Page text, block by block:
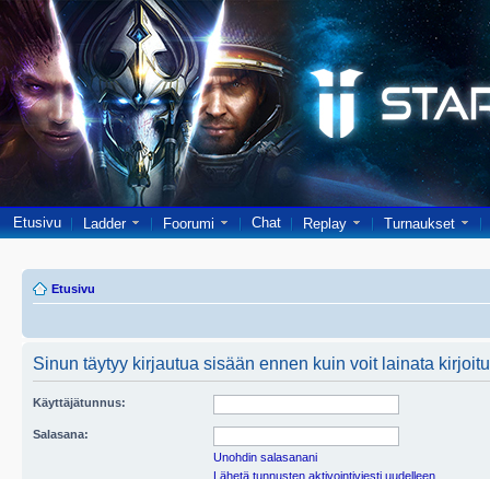
Etusivu Ladder Foorumi Chat Replay Turnaukset
Etusivu
Sinun täytyy kirjautua sisään ennen kuin voit lainata
Käyttäjätunnus:
Salasana:
Unohdin salasanani
Lähetä tunnusten aktivointiviesti uudelleen